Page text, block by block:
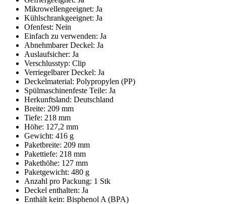
Mikrowellengeeignet: Ja
Kühlschrankgeeignet: Ja
Ofenfest: Nein
Einfach zu verwenden: Ja
Abnehmbarer Deckel: Ja
Auslaufsicher: Ja
Verschlusstyp: Clip
Verriegelbarer Deckel: Ja
Deckelmaterial: Polypropylen (PP)
Spülmaschinenfeste Teile: Ja
Herkunftsland: Deutschland
Breite: 209 mm
Tiefe: 218 mm
Höhe: 127,2 mm
Gewicht: 416 g
Paketbreite: 209 mm
Pakettiefe: 218 mm
Pakethöhe: 127 mm
Paketgewicht: 480 g
Anzahl pro Packung: 1 Stk
Deckel enthalten: Ja
Enthält kein: Bisphenol A (BPA)